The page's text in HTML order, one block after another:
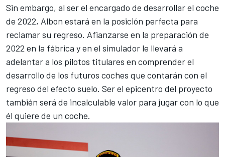
Sin embargo, al ser el encargado de desarrollar el coche
de 2022, Albon estará en la posición perfecta para
reclamar su regreso. Afianzarse en la preparación de
2022 en la fábrica y en el simulador le llevará a
adelantar a los pilotos titulares en comprender el
desarrollo de los futuros coches que contarán con el
regreso del efecto suelo. Ser el epicentro del proyecto
también será de incalculable valor para jugar con lo que
él quiere de un coche.